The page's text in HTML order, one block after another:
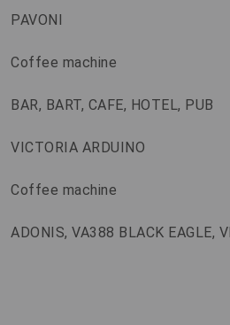
PAVONI
Coffee machine
BAR, BART, CAFE, HOTEL, PUB
VICTORIA ARDUINO
Coffee machine
ADONIS, VA388 BLACK EAGLE,